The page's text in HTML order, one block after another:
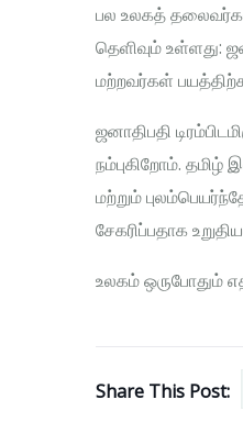
பல உலகத்
தெளிவும் உள்ளது:
மற்றவர்கள்
ஜனாதிபதி
நம்புகிறோம்.
மற்றும்
சேகரிப்பதாக
உலகம் ஒருபோதும்
Share This Post: